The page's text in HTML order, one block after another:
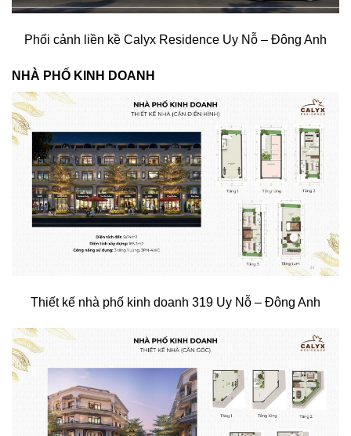
Phối cảnh liền kề Calyx Residence Uy Nỗ – Đông Anh
NHÀ PHỐ KINH DOANH
Thiết kế nhà phố kinh doanh 319 Uy Nỗ – Đông Anh